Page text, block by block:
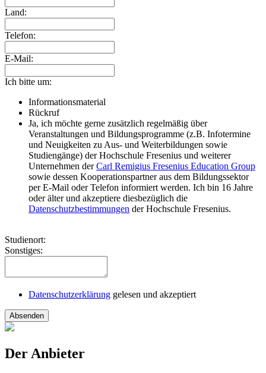
Land:
Telefon:
E-Mail:
Ich bitte um:
Informationsmaterial
Rückruf
Ja, ich möchte gerne zusätzlich regelmäßig über
Veranstaltungen und Bildungsprogramme (z.B. Infotermine
und Neuigkeiten zu Aus- und Weiterbildungen sowie
Studiengänge) der Hochschule Fresenius und weiterer
Unternehmen derCarl Remigius Fresenius Education Group
sowie dessen Kooperationspartner aus dem Bildungssektor
per E-Mail oder Telefon informiert werden. Ich bin 16 Jahre
oder älter und akzeptiere diesbezüglich die
Datenschutzbestimmungen der Hochschule Fresenius.
Studienort:
Sonstiges:
Datenschutzerklärung gelesen und akzeptiert
Absenden
Der Anbieter